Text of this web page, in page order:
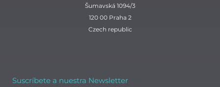
Šumavská 1094/3
120 00 Praha 2
Czech republic
Suscríbete a nuestra Newsletter